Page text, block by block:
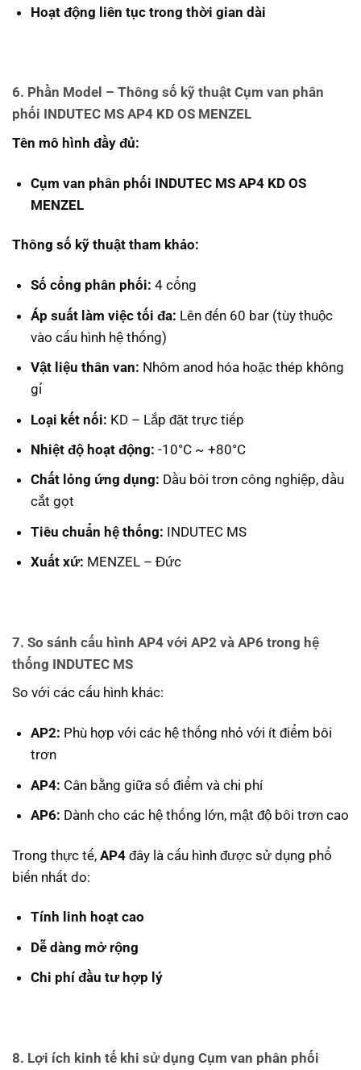
Hoạt động liên tục trong thời gian dài
6. Phần Model – Thông số kỹ thuật Cụm van phân
phối INDUTEC MS AP4 KD OS MENZEL
Tên mô hình đầy đủ:
Cụm van phân phối INDUTEC MS AP4 KD OS
MENZEL
Thông số kỹ thuật tham khảo:
Số cổng phân phối: 4 cổng
Áp suất làm việc tối đa: Lên đến 60 bar (tùy thuộc
vào cấu hình hệ thống)
Vật liệu thân van: Nhôm anod hóa hoặc thép không
gỉ
Loại kết nối: KD – Lắp đặt trực tiếp
Nhiệt độ hoạt động: -10°C ~ +80°C
Chất lỏng ứng dụng: Dầu bôi trơn công nghiệp, dầu
cắt gọt
Tiêu chuẩn hệ thống: INDUTEC MS
Xuất xứ: MENZEL – Đức
7. So sánh cấu hình AP4 với AP2 và AP6 trong hệ
thống INDUTEC MS
So với các cấu hình khác:
AP2: Phù hợp với các hệ thống nhỏ với ít điểm bôi
trơn
AP4: Cân bằng giữa số điểm và chi phí
AP6: Dành cho các hệ thống lớn, mật độ bôi trơn cao
Trong thực tế, AP4 đây là cấu hình được sử dụng phổ
biến nhất do:
Tính linh hoạt cao
Dễ dàng mở rộng
Chi phí đầu tư hợp lý
8. Lợi ích kinh tế khi sử dụng Cụm van phân phối